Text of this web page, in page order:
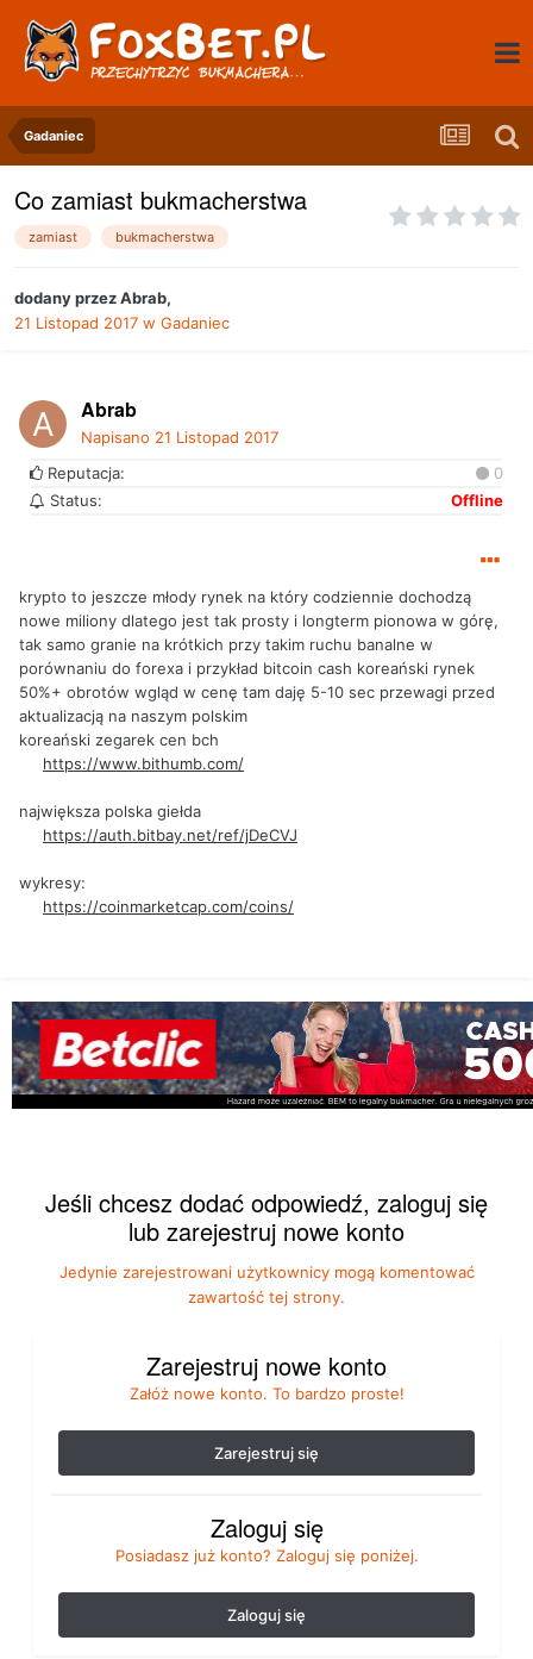
Gadaniec
Co zamiast bukmacherstwa
zamiast bukmacherstwa
dodany przezAbrab,
21 Listopad 2017 w Gadaniec
Abrab
Napisano 21 Listopad 2017
Reputacja:
0
Status:
Offline
krypto to jeszcze młody rynek na który codziennie dochodzą
nowe miliony dlatego jest tak prosty i longterm pionowa w górę,
tak samo granie na krótkich przy takim ruchu banalne w
porównaniu do forexa i przykład bitcoin cash koreański rynek
50%+ obrotów wgląd w cenę tam daję 5-10 sec przewagi przed
aktualizacją na naszym polskim
koreański zegarek cen bch
https://www.bithumb.com/
największa polska giełda
https://auth.bitbay.net/ref/jDeCVJ
wykresy:
https://coinmarketcap.com/coins/
Jeśli chcesz dodać odpowiedź, zaloguj się
lub zarejestruj nowe konto
Jedynie zarejestrowani użytkownicy mogą komentować
zawartość tej strony.
Zarejestruj nowe konto
Załóż nowe konto. To bardzo proste!
Zarejestruj się
Zaloguj się
Posiadasz już konto? Zaloguj się poniżej.
Zaloguj się